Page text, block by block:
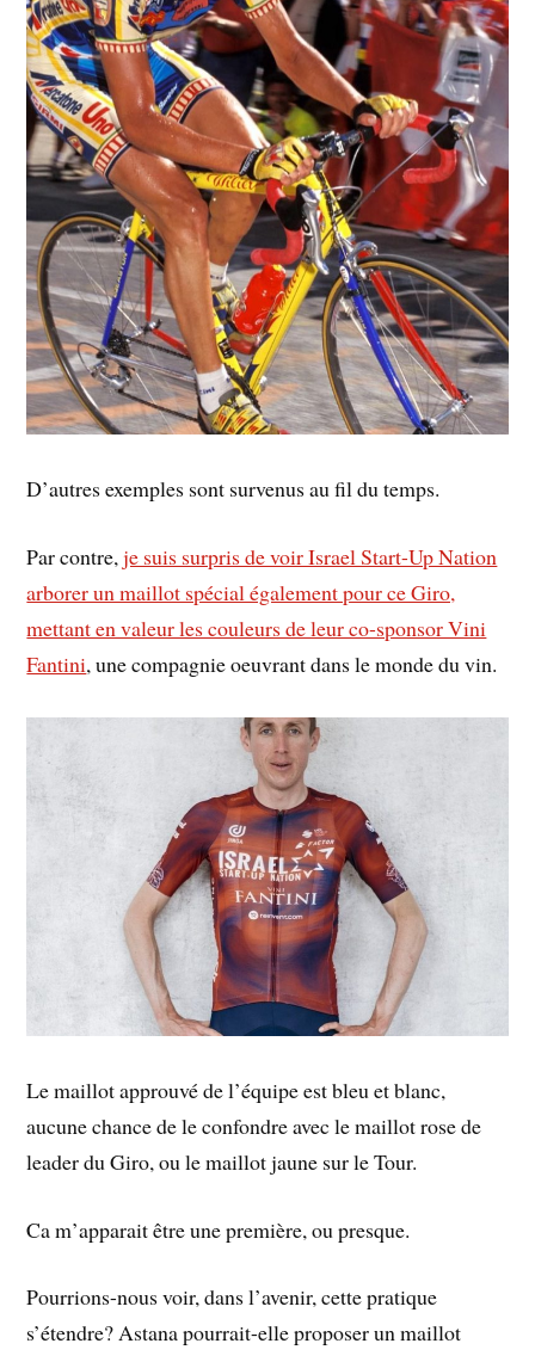
D’autres exemples sont survenus au fil du temps.
Par contre,je suis surpris de voir Israel Start-Up Nation
arborer un maillot spécial également pour ce Giro,
mettant en valeur les couleurs de leur co-sponsor Vini
Fantini, une compagnie oeuvrant dans le monde du vin.
Le maillot approuvé de l’équipe est bleu et blanc,
aucune chance de le confondre avec le maillot rose de
leader du Giro, ou le maillot jaune sur le Tour.
Ca m’apparait être une première, ou presque.
Pourrions-nous voir, dans l’avenir, cette pratique
s’étendre? Astana pourrait-elle proposer un maillot